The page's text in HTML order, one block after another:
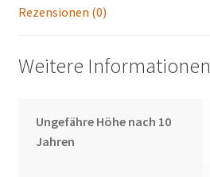
Rezensionen (0)
Weitere Informationen
Ungefähre Höhe nach 10
Jahren